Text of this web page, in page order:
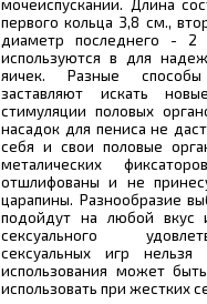
мочеиспускании. Длина
первого кольца 3,8 см.,
диаметр последнего - 2
используются в для
яичек. Разные способы
заставляют искать
стимуляции половых
насадок для пениса не
себя и свои половые
металических
отшлифованы и не
царапины. Разнообразие
подойдут на любой вкус
сексуального
сексуальных игр нельзя
использования может
использовать при жестких